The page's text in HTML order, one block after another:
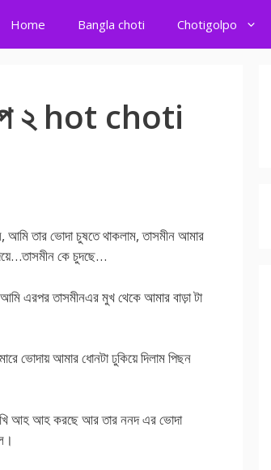
Home Bangla choti Chotigolpo
২ hot choti
তার ভোদা চুষতে থাকলাম, তাসমীন আমার
কে চুদছে…
এরপর তাসমীনএর মুখ থেকে আমার বাড়া টা
ভোদায় আমার ধোনটা ঢুকিয়ে দিলাম পিছন
আহ আহ করছে আর তার ননদ এর ভোদা